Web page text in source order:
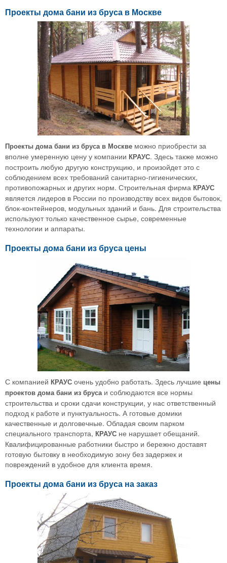
Проекты дома бани из бруса в Москве
Проекты дома бани из бруса в Москве можно приобрести за
вполне умеренную цену у компании КРАУС. Здесь также можно
построить любую другую конструкцию, и произойдет это с
соблюдением всех требований санитарно-гигиенических,
противопожарных и других норм. Строительная фирма КРАУС
является лидеров в России по производству всех видов бытовок,
блок-контейнеров, модульных зданий и бань. Для строительства
используют только качественное сырье, современные
технологии и аппараты.
Проекты дома бани из бруса цены
С компанией КРАУС очень удобно работать. Здесь лучшие цены
проектов дома бани из бруса и соблюдаются все нормы
строительства и сроки сдачи конструкции, у нас ответственный
подход к работе и пунктуальность. А готовые домики
качественные и долговечные. Обладая своим парком
специального транспорта, КРАУС не нарушает обещаний.
Квалифицированные работники быстро и бережно доставят
готовую бытовку в необходимую зону без задержек и
повреждений в удобное для клиента время.
Проекты дома бани из бруса на заказ